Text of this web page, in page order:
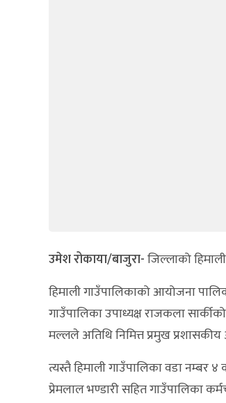
उमेश रोकाया/बाजुरा-जिल्लाको
हिमाली गाउँपालिकाको आयोजना
गाउँपालिका उपाध्यक्ष राजकला
मल्लले अतिथि निमित्त प्रमुख
त्यस्तै हिमाली गाउँपालिका वडा नम्बर ४
प्रेमलाल भण्डारी सहित गाउँपालिका